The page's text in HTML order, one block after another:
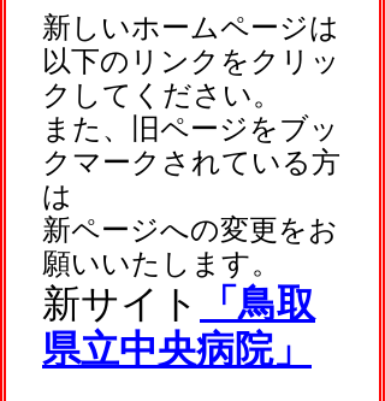
新しいホームページは
以下のリンクをクリッ
クしてください。
また、旧ページをブッ
クマークされている方
は
新ページへの変更をお
願いいたします。
新サイト
「鳥取
県立中央病院」